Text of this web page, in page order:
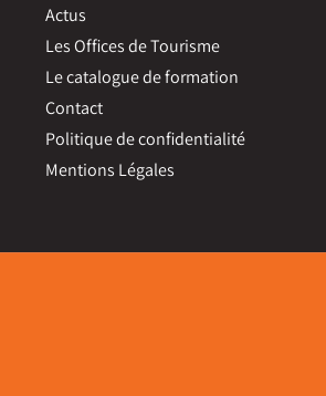
Actus
Les Offices de Tourisme
Le catalogue de formation
Contact
Politique de confidentialité
Mentions Légales